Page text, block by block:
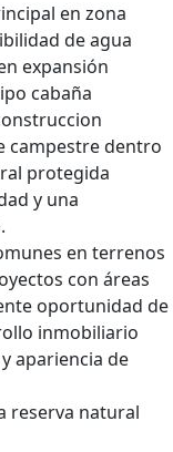
en zona
de agua
expansión
cabaña
campestre dentro
protegida
y una
en terrenos
con áreas
oportunidad de
inmobiliario
apariencia de
reserva natural